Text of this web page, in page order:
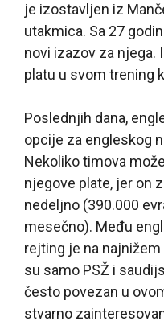
je izostavljen iz
utakmica. Sa 27
novi izazov za njega.
platu u svom trening
Poslednjih dana,
opcije za engleskog
Nekoliko timova
njegove plate, jer on
nedeljno (390.000
mesečno). Među
rejting je na
su samo PSŽ i
često povezan u
stvarno